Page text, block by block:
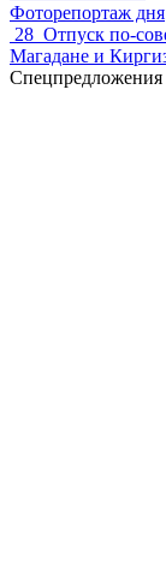
Фоторепортаж дня
28 Отпуск
Магадане и
Спецпредложения